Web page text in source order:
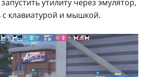
утилиту через эмулятор,
с клавиатурой и мышкой.